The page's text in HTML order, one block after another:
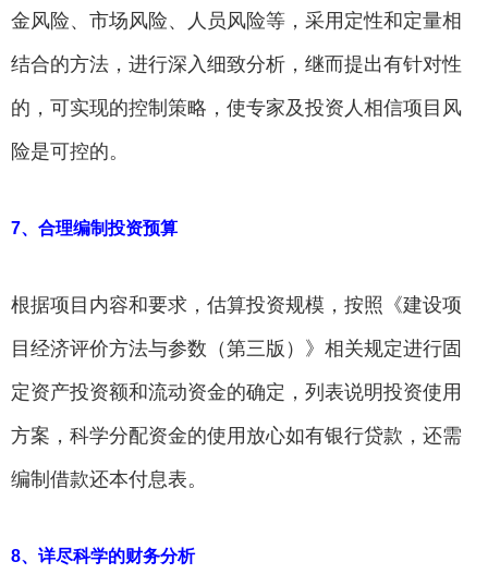
金风险、市场风险、人员风险等，采用定性和定量相
结合的方法，进行深入细致分析，继而提出有针对性
的，可实现的控制策略，使专家及投资人相信项目风
险是可控的。
7、合理编制投资预算
根据项目内容和要求，估算投资规模，按照《建设项
目经济评价方法与参数（第三版）》相关规定进行固
定资产投资额和流动资金的确定，列表说明投资使用
方案，科学分配资金的使用放心如有银行贷款，还需
编制借款还本付息表。
8、详尽科学的财务分析